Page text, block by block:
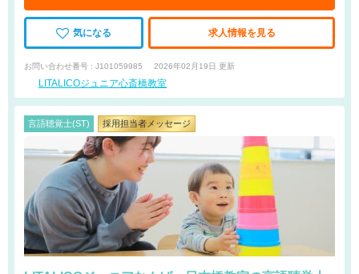
気になる 求人情報を見る
お問い合わせ番号 : J101059985 2026年02月19日 更新
LITALICOジュニア心斎橋教室
言語聴覚士(ST) 採用担当者メッセージ